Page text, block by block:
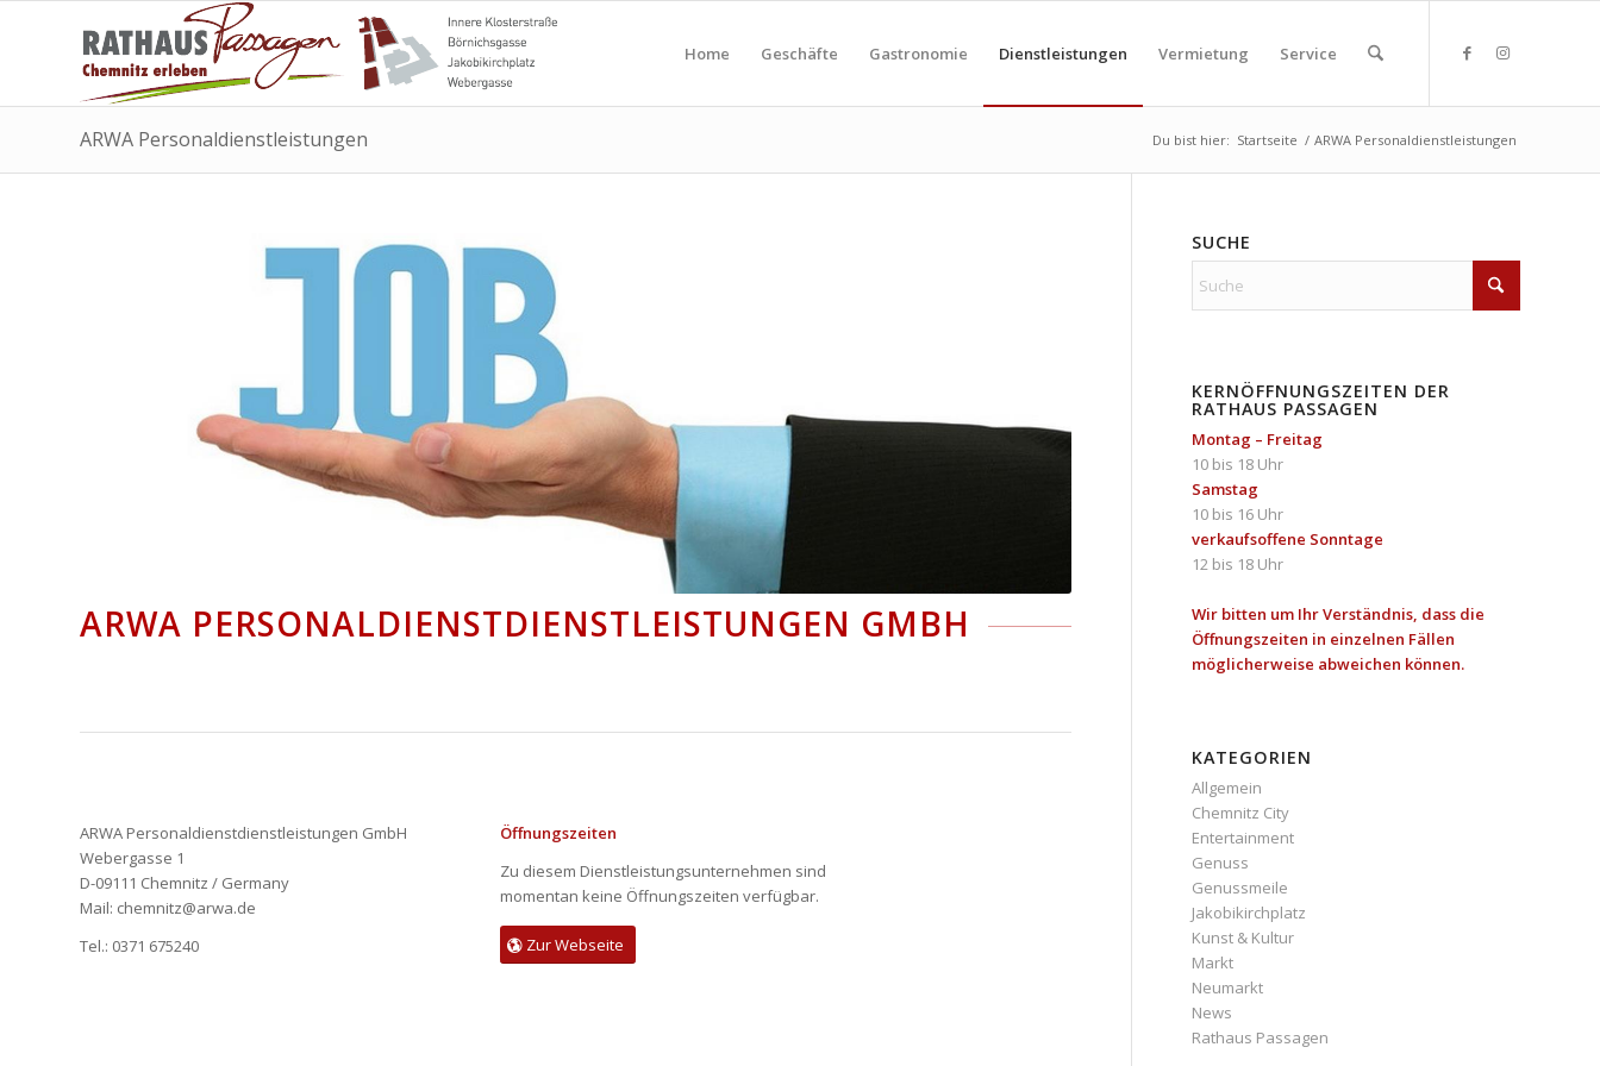
Home Geschäfte Gastronomie Dienstleistungen Vermietung Service
ARWA Personaldienstleistungen Du bist hier: Startseite / ARWA Personaldienstleistungen
ARWA PERSONALDIENSTDIENSTLEISTUNGEN GMBH
ARWA Personaldienstdienstleistungen GmbH
Webergasse 1
D-09111 Chemnitz / Germany
Mail: chemnitz@arwa.de
Tel.: 0371 675240
Öffnungszeiten
Zu diesem Dienstleistungsunternehmen sind
momentan keine Öffnungszeiten verfügbar.
Zur Webseite
SUCHE
KERNÖFFNUNGSZEITEN DER
RATHAUS PASSAGEN
Montag – Freitag
10 bis 18 Uhr
Samstag
10 bis 16 Uhr
verkaufsoffene Sonntage
12 bis 18 Uhr
Wir bitten um Ihr Verständnis, dass die
Öffnungszeiten in einzelnen Fällen
möglicherweise abweichen können.
KATEGORIEN
Allgemein
Chemnitz City
Entertainment
Genuss
Genussmeile
Jakobikirchplatz
Kunst & Kultur
Markt
Neumarkt
News
Rathaus Passagen